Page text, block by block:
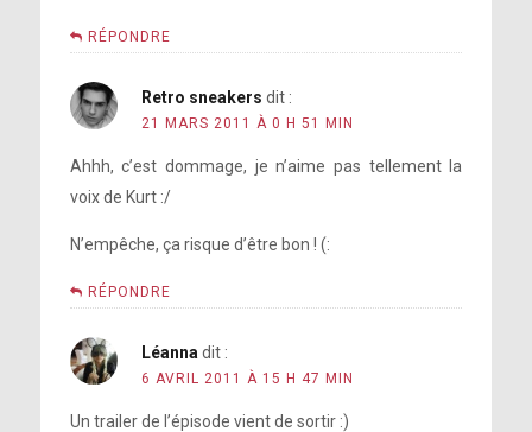
RÉPONDRE
Retro sneakers dit :
21 MARS 2011 À 0 H 51 MIN
Ahhh, c’est dommage, je n’aime pas tellement la
voix de Kurt :/
N’empêche, ça risque d’être bon ! (:
RÉPONDRE
Léanna dit :
6 AVRIL 2011 À 15 H 47 MIN
Un trailer de l’épisode vient de sortir :)